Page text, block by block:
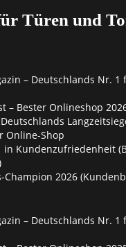
Türen und
– Deutschlands Nr. 1
– Bester Onlineshop
Deutschlands
Online-Shop
in Kundenzufriedenheit
Champion 2026
– Deutschlands Nr. 1